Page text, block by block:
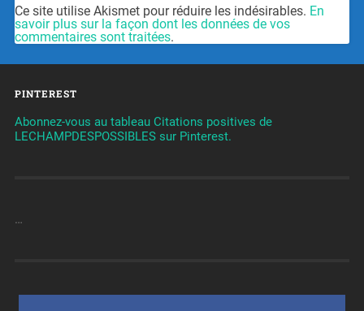
Ce site utilise Akismet pour réduire les indésirables. En
savoir plus sur la façon dont les données de vos
commentaires sont traitées.
PINTEREST
Abonnez-vous au tableau Citations positives de
LECHAMPDESPOSSIBLES sur Pinterest.
…